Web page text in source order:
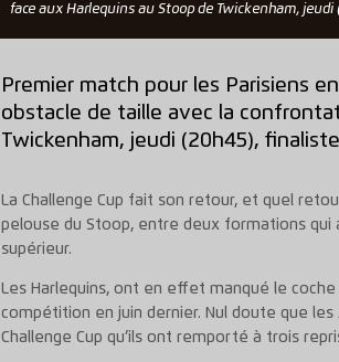
face aux Harlequins au Stoop de Twickenham,
Premier match pour les Parisiens
obstacle de taille avec la
Twickenham, jeudi (20h45),
La Challenge Cup fait son retour, et quel
pelouse du Stoop, entre deux formations
supérieur.
Les Harlequins, ont en effet manqué le
compétition en juin dernier. Nul doute que
Challenge Cup qu’ils ont remporté à trois